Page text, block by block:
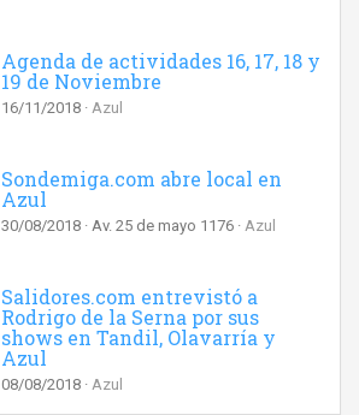
Agenda de actividades 16, 17, 18 y
19 de Noviembre
16/11/2018 Azul
Sondemiga.com abre local en
Azul
30/08/2018 Av. 25 de mayo 1176 Azul
Salidores.com entrevistó a
Rodrigo de la Serna por sus
shows en Tandil, Olavarría y
Azul
08/08/2018 Azul